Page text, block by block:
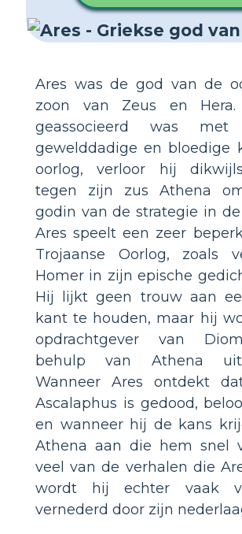
Ares was de god van de
zoon van Zeus en
geassocieerd was
gewelddadige en bloedige
oorlog, verloor hij
tegen zijn zus Athena
godin van de strategie in de
Ares speelt een zeer
Trojaanse Oorlog, zoals
Homer in zijn epische
Hij lijkt geen trouw aan
kant te houden, maar hij
opdrachtgever van
behulp van Athena
Wanneer Ares ontdekt
Ascalaphus is gedood,
en wanneer hij de kans
Athena aan die hem snel
veel van de verhalen die
wordt hij echter vaak
vernederd door zijn